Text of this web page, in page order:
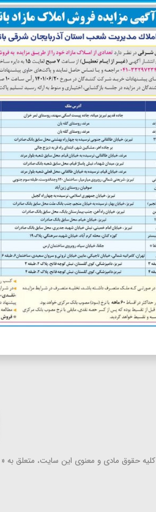
كلیه حقوق مادی و معنوی این سایت، متعلق به «